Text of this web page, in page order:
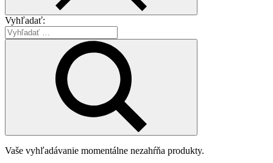
Vyhľadať:
Vaše vyhľadávanie momentálne nezahŕňa produkty.